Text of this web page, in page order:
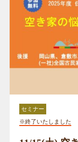
セミナー
※終了いたしました